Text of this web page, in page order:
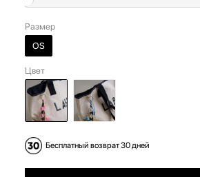
Размер
OS
Цвет
Бесплатный возврат 30 дней